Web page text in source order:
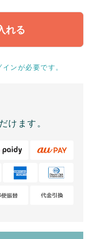
れる
ンが必要です。
けます。